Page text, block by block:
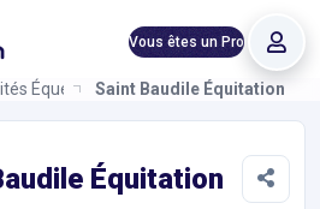
Vous êtes un Pro
ÉquestresSaint Baudile Équitation
Équitation